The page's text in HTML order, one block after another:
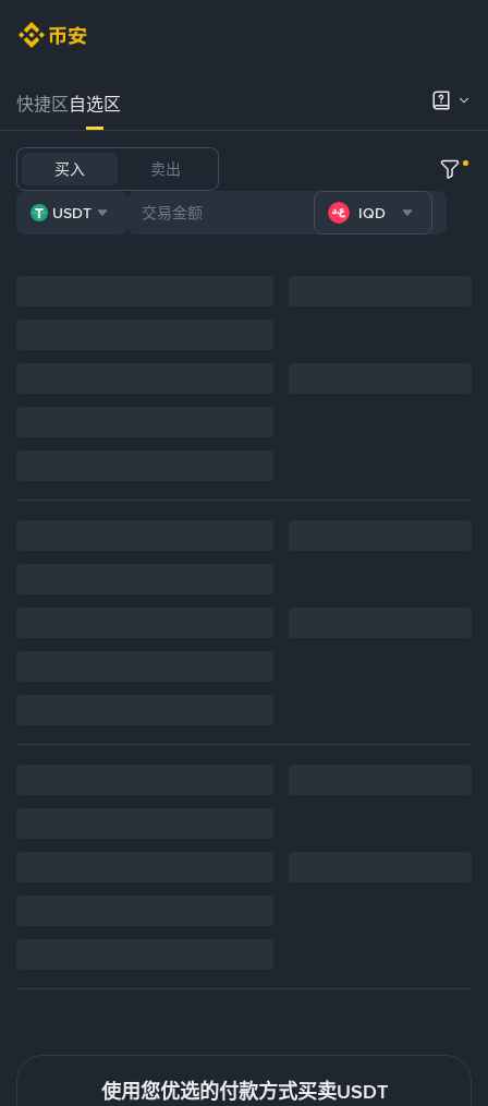
快捷区自选区
买入 卖出
USDT IQD
使用您优选的付款方式买卖USDT